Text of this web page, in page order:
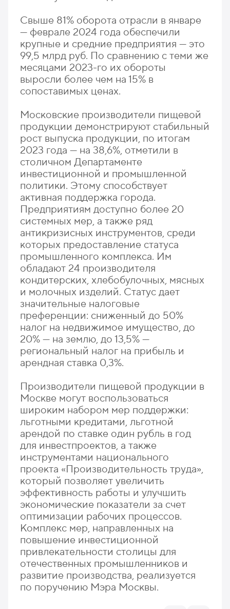
Свыше 81% оборота отрасли в январе
— феврале 2024 года обеспечили
крупные и средние предприятия — это
99,5 млрд руб. По сравнению с теми же
месяцами 2023-го их обороты
выросли более чем на 15% в
сопоставимых ценах.
Московские производители пищевой
продукции демонстрируют стабильный
рост выпуска продукции, по итогам
2023 года — на 38,6%, отметили в
столичном Департаменте
инвестиционной и промышленной
политики. Этому способствует
активная поддержка города.
Предприятиям доступно более 20
системных мер, а также ряд
антикризисных инструментов, среди
которых предоставление статуса
промышленного комплекса. Им
обладают 24 производителя
кондитерских, хлебобулочных, мясных
и молочных изделий. Статус дает
значительные налоговые
преференции: сниженный до 50%
налог на недвижимое имущество, до
20% — на землю, до 13,5% —
региональный налог на прибыль и
арендная ставка 0,3%.
Производители пищевой продукции в
Москве могут воспользоваться
широким набором мер поддержки:
льготными кредитами, льготной
арендой по ставке один рубль в год
для инвестпроектов, а также
инструментами национального
проекта «Производительность труда»,
который позволяет увеличить
эффективность работы и улучшить
экономические показатели за счет
оптимизации рабочих процессов.
Комплекс мер, направленных на
повышение инвестиционной
привлекательности столицы для
отечественных промышленников и
развитие производства, реализуется
по поручению Мэра Москвы.